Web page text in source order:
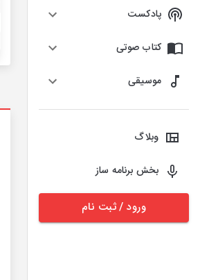
پادکست
کتاب صوتی
موسیقی
وبلاگ
بخش برنامه ساز
ورود / ثبت نام